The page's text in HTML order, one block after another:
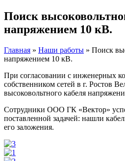
Поиск
напряжением 10 кВ.
Главная » Наши работы » Поиск
напряжением 10 кВ.
При согласовании с инженерных
собственником сетей в г. Ростов
высоковольтного кабеля
Сотрудники ООО ГК «Вектор»
поставленной задачей: нашли
его заложения.